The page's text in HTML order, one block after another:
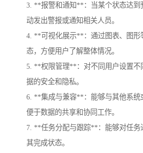
3. **报警和通知**：当某个状态达到
动发出警报或通知相关人员。
4. **可视化展示**：通过图表、图形
态，方便用户了解整体情况。
5. **权限管理**：对不同用户设置不
据的安全和隐私。
6. **集成与兼容**：能够与其他系统
便于数据的共享和协同工作。
7. **任务分配与跟踪**：能够对任务
其完成状态。